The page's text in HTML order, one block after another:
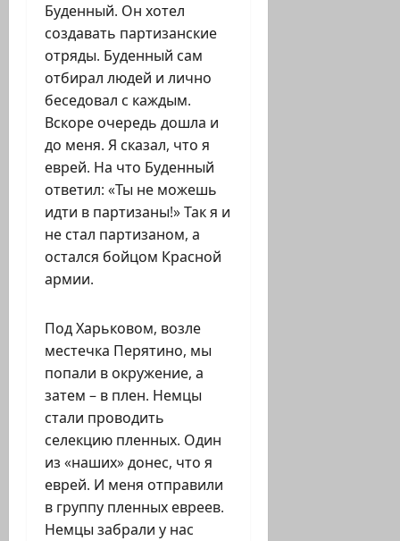
Буденный. Он хотел
создавать партизанские
отряды. Буденный сам
отбирал людей и лично
беседовал с каждым.
Вскоре очередь дошла и
до меня. Я сказал, что я
еврей. На что Буденный
ответил: «Ты не можешь
идти в партизаны!» Так я и
не стал партизаном, а
остался бойцом Красной
армии.
Под Харьковом, возле
местечка Перятино, мы
попали в окружение, а
затем – в плен. Немцы
стали проводить
селекцию пленных. Один
из «наших» донес, что я
еврей. И меня отправили
в группу пленных евреев.
Немцы забрали у нас